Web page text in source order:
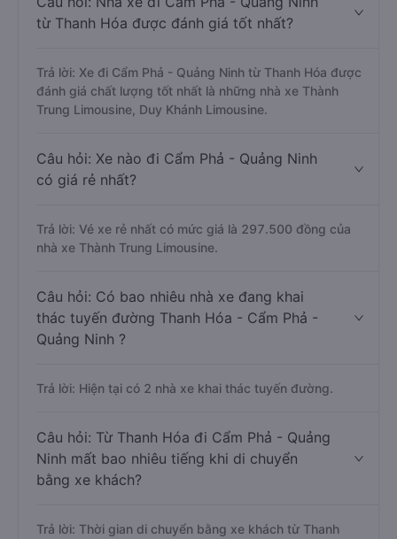
từ Thanh Hóa được đánh giá tốt nhất?
Trả lời: Xe đi Cẩm Phả - Quảng Ninh từ Thanh Hóa được
đánh giá chất lượng tốt nhất là những nhà xe Thành
Trung Limousine, Duy Khánh Limousine.
Câu hỏi: Xe nào đi Cẩm Phả - Quảng Ninh
có giá rẻ nhất?
Trả lời: Vé xe rẻ nhất có mức giá là 297.500 đồng của
nhà xe Thành Trung Limousine.
Câu hỏi: Có bao nhiêu nhà xe đang khai
thác tuyến đường Thanh Hóa - Cẩm Phả -
Quảng Ninh ?
Trả lời: Hiện tại có 2 nhà xe khai thác tuyến đường.
Câu hỏi: Từ Thanh Hóa đi Cẩm Phả - Quảng
Ninh mất bao nhiêu tiếng khi di chuyển
bằng xe khách?
Trả lời: Thời gian di chuyển bằng xe khách từ Thanh